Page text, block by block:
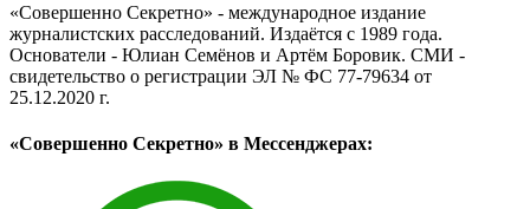
«Совершенно Секретно» - международное издание
журналистских расследований. Издаётся с 1989 года.
Основатели - Юлиан Семёнов и Артём Боровик. CМИ -
свидетельство о регистрации ЭЛ № ФС 77-79634 от
25.12.2020 г.
«Совершенно Секретно» в Мессенджерах: